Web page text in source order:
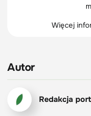
Więcej
Autor
Redakcja